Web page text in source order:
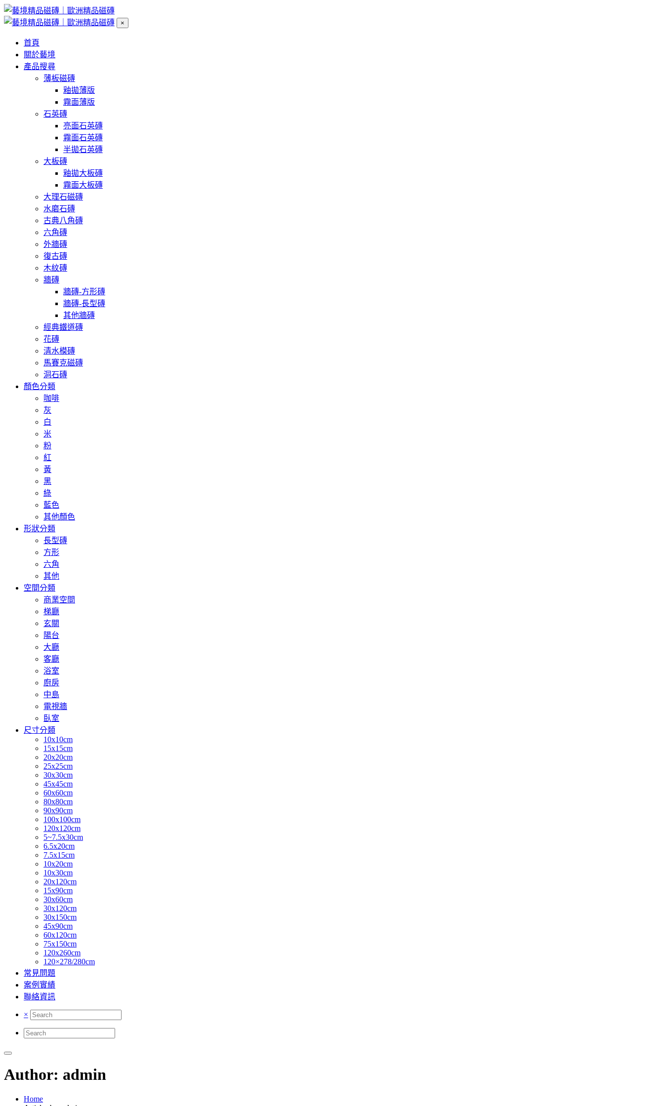
×
首頁
關於藝境
產品搜尋
薄板磁磚
釉拋薄版
霧面薄版
石英磚
亮面石英磚
霧面石英磚
半拋石英磚
大板磚
釉拋大板磚
霧面大板磚
大理石磁磚
水磨石磚
古典八角磚
六角磚
外牆磚
復古磚
木紋磚
牆磚
牆磚-方形磚
牆磚-長型磚
其他牆磚
經典鐵道磚
花磚
清水模磚
馬賽克磁磚
洞石磚
顏色分類
咖啡
灰
白
米
粉
紅
黃
黑
綠
藍色
其他顏色
形狀分類
長型磚
方形
六角
其他
空間分類
商業空間
梯廳
玄關
陽台
大廳
客廳
浴室
廚房
中島
電視牆
臥室
尺寸分類
10x10cm
15x15cm
20x20cm
25x25cm
30x30cm
45x45cm
60x60cm
80x80cm
90x90cm
100x100cm
120x120cm
5~7.5x30cm
6.5x20cm
7.5x15cm
10x20cm
10x30cm
20x120cm
15x90cm
30x60cm
30x120cm
30x150cm
45x90cm
60x120cm
75x150cm
120x260cm
120×278/280cm
常見問題
案例實績
聯絡資訊
×
Author: admin
Home